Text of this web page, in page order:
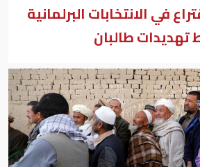
في الانتخابات البرلمانية
تهديدات طالبان